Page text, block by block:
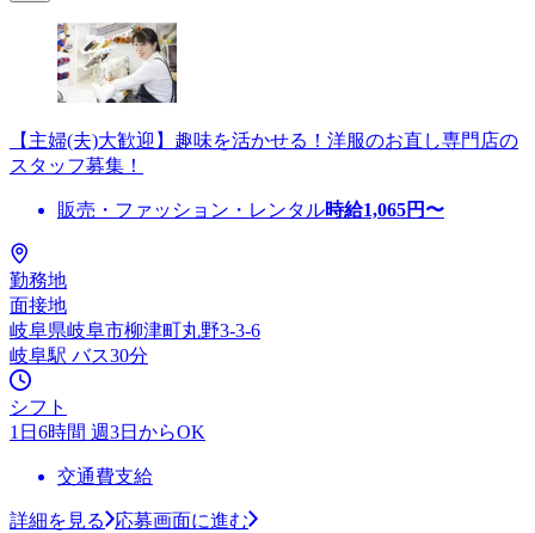
【主婦(夫)大歓迎】趣味を活かせる！洋服のお直し専門店の
スタッフ募集！
販売・ファッション・レンタル時給1,065円〜
勤務地
面接地
岐阜県岐阜市柳津町丸野3-3-6
岐阜駅 バス30分
シフト
1日6時間 週3日からOK
交通費支給
詳細を見る
応募画面に進む